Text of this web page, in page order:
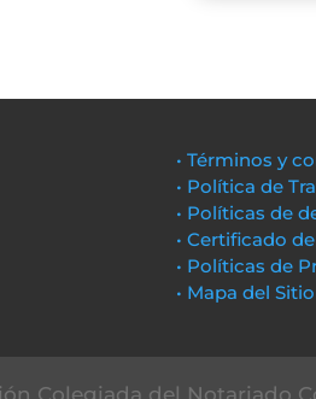
• Términos y
• Política de
• Políticas de
• Certificado
• Políticas de
• Mapa del Sitio
Colegiada del Notariado